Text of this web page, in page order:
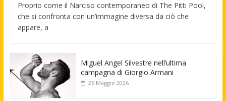
Proprio come il Narciso contemporaneo di The Pitti Pool,
che si confronta con un’immagine diversa da ciò che
appare, a
Miguel Angel Silvestre nell’ultima
campagna di Giorgio Armani
26 Maggio 2026